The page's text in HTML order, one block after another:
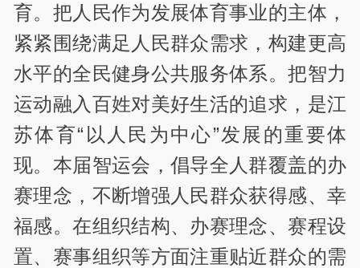
育。把人民作为发展体育事业的主体，
紧紧围绕满足人民群众需求，构建更高
水平的全民健身公共服务体系。把智力
运动融入百姓对美好生活的追求，是江
苏体育“以人民为中心”发展的重要体
现。本届智运会，倡导全人群覆盖的办
赛理念，不断增强人民群众获得感、幸
福感。在组织结构、办赛理念、赛程设
置、赛事组织等方面注重贴近群众的需